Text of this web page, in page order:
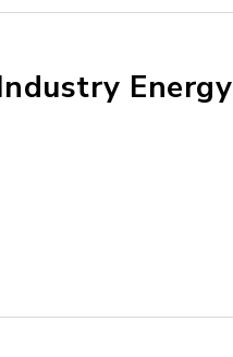
Energy